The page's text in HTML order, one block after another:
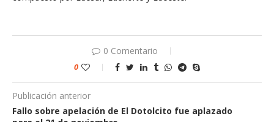
0 Comentario
0
Publicación anterior
Fallo sobre apelación de El Dotolcito fue aplazado